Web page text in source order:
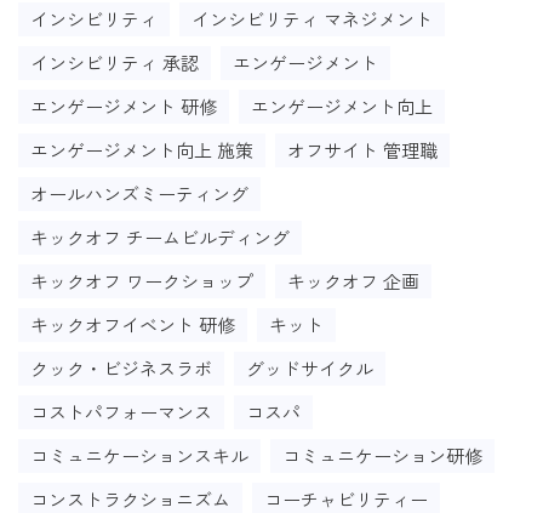
インシビリティ
インシビリティ マネジメント
インシビリティ 承認
エンゲージメント
エンゲージメント 研修
エンゲージメント向上
エンゲージメント向上 施策
オフサイト 管理職
オールハンズミーティング
キックオフ チームビルディング
キックオフ ワークショップ
キックオフ 企画
キックオフイベント 研修
キット
クック・ビジネスラボ
グッドサイクル
コストパフォーマンス
コスパ
コミュニケーションスキル
コミュニケーション研修
コンストラクショニズム
コーチャビリティー